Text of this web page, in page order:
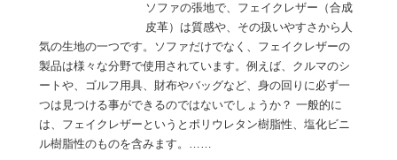
ソファの張地で、フェイクレザー（合成
皮革）は質感や、その扱いやすさから人
気の生地の一つです。ソファだけでなく、フェイクレザーの
製品は様々な分野で使用されています。例えば、クルマのシ
ートや、ゴルフ用具、財布やバッグなど、身の回りに必ず一
つは見つける事ができるのではないでしょうか？ 一般的に
は、フェイクレザーというとポリウレタン樹脂性、塩化ビニ
ル樹脂性のものを含みます。……